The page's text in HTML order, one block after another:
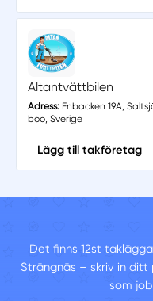
Altantvättbilen
Adress:Enbacken 19A,
boo, Sverige
Lägg till takföretag
Det finns 12st
Strängnäs – skriv in
som